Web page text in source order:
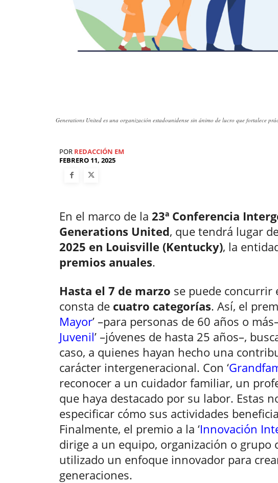
Generations United es una organización estadounidense sin ánimo de lucro que fortalece
POR REDACCIÓN EM
FEBRERO 11, 2025
En el marco de la 23ª Conferencia
Generations United, que tendrá lugar
2025 en Louisville (Kentucky), la
premios anuales.
Hasta el 7 de marzo se puede concurrir
consta de cuatro categorías. Así, el
Mayor’ –para personas de 60 años o
Juvenil’ –jóvenes de hasta 25 años–,
caso, a quienes hayan hecho una
carácter intergeneracional. Con ‘
reconocer a un cuidador familiar, un
que haya destacado por su labor. Estas
especificar cómo sus actividades
Finalmente, el premio a la ‘Innovación
dirige a un equipo, organización o grupo
utilizado un enfoque innovador para
generaciones.